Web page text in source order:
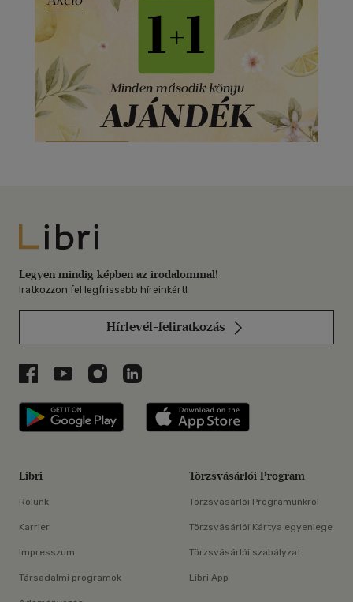
Libri
Legyen mindig képben az irodalommal!
Iratkozzon fel legfrissebb híreinkért!
Hírlevél-feliratkozás
Libri a Facebookon
Libri a Youtube-on
Libri az Instagramon
Libri a LinkedInen
Libri applikáció Szerezd meg: Google
Libri
Rólunk
Karrier
Impresszum
Társadalmi programok
Törzsvásárlói Program
Törzsvásárlói Programunkról
Törzsvásárlói Kártya egyenlege
Törzsvásárlói szabályzat
Libri App